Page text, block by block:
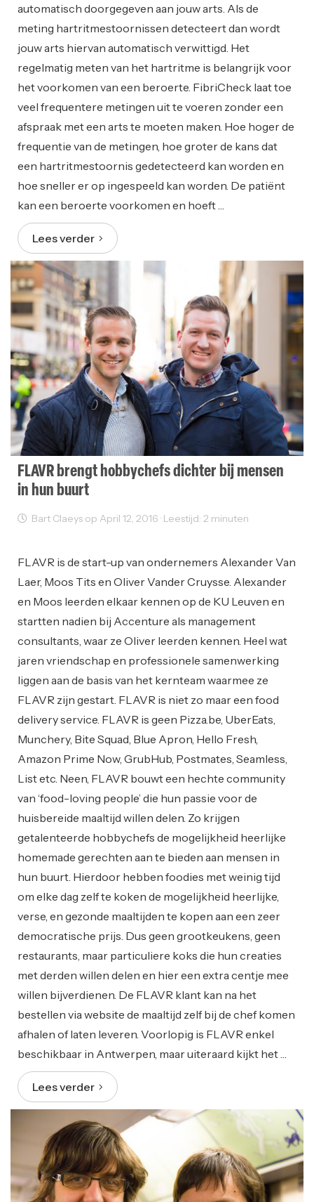
automatisch doorgegeven aan jouw arts. Als de
meting hartritmestoornissen detecteert dan wordt
jouw arts hiervan automatisch verwittigd. Het
regelmatig meten van het hartritme is belangrijk voor
het voorkomen van een beroerte. FibriCheck laat toe
veel frequentere metingen uit te voeren zonder een
afspraak met een arts te moeten maken. Hoe hoger de
frequentie van de metingen, hoe groter de kans dat
een hartritmestoornis gedetecteerd kan worden en
hoe sneller er op ingespeeld kan worden. De patiënt
kan een beroerte voorkomen en hoeft …
Lees verder
FLAVR brengt hobbychefs dichter bij mensen
in hun buurt
Bart Claeys op April 12, 2016 · Leestijd: 2 minuten
FLAVR is de start-up van ondernemers Alexander Van
Laer, Moos Tits en Oliver Vander Cruysse. Alexander
en Moos leerden elkaar kennen op de KU Leuven en
startten nadien bij Accenture als management
consultants, waar ze Oliver leerden kennen. Heel wat
jaren vriendschap en professionele samenwerking
liggen aan de basis van het kernteam waarmee ze
FLAVR zijn gestart. FLAVR is niet zo maar een food
delivery service. FLAVR is geen Pizza.be, UberEats,
Munchery, Bite Squad, Blue Apron, Hello Fresh,
Amazon Prime Now, GrubHub, Postmates, Seamless,
List etc. Neen, FLAVR bouwt een hechte community
van ‘food-loving people’ die hun passie voor de
huisbereide maaltijd willen delen. Zo krijgen
getalenteerde hobbychefs de mogelijkheid heerlijke
homemade gerechten aan te bieden aan mensen in
hun buurt. Hierdoor hebben foodies met weinig tijd
om elke dag zelf te koken de mogelijkheid heerlijke,
verse, en gezonde maaltijden te kopen aan een zeer
democratische prijs. Dus geen grootkeukens, geen
restaurants, maar particuliere koks die hun creaties
met derden willen delen en hier een extra centje mee
willen bijverdienen. De FLAVR klant kan na het
bestellen via website de maaltijd zelf bij de chef komen
afhalen of laten leveren. Voorlopig is FLAVR enkel
beschikbaar in Antwerpen, maar uiteraard kijkt het …
Lees verder